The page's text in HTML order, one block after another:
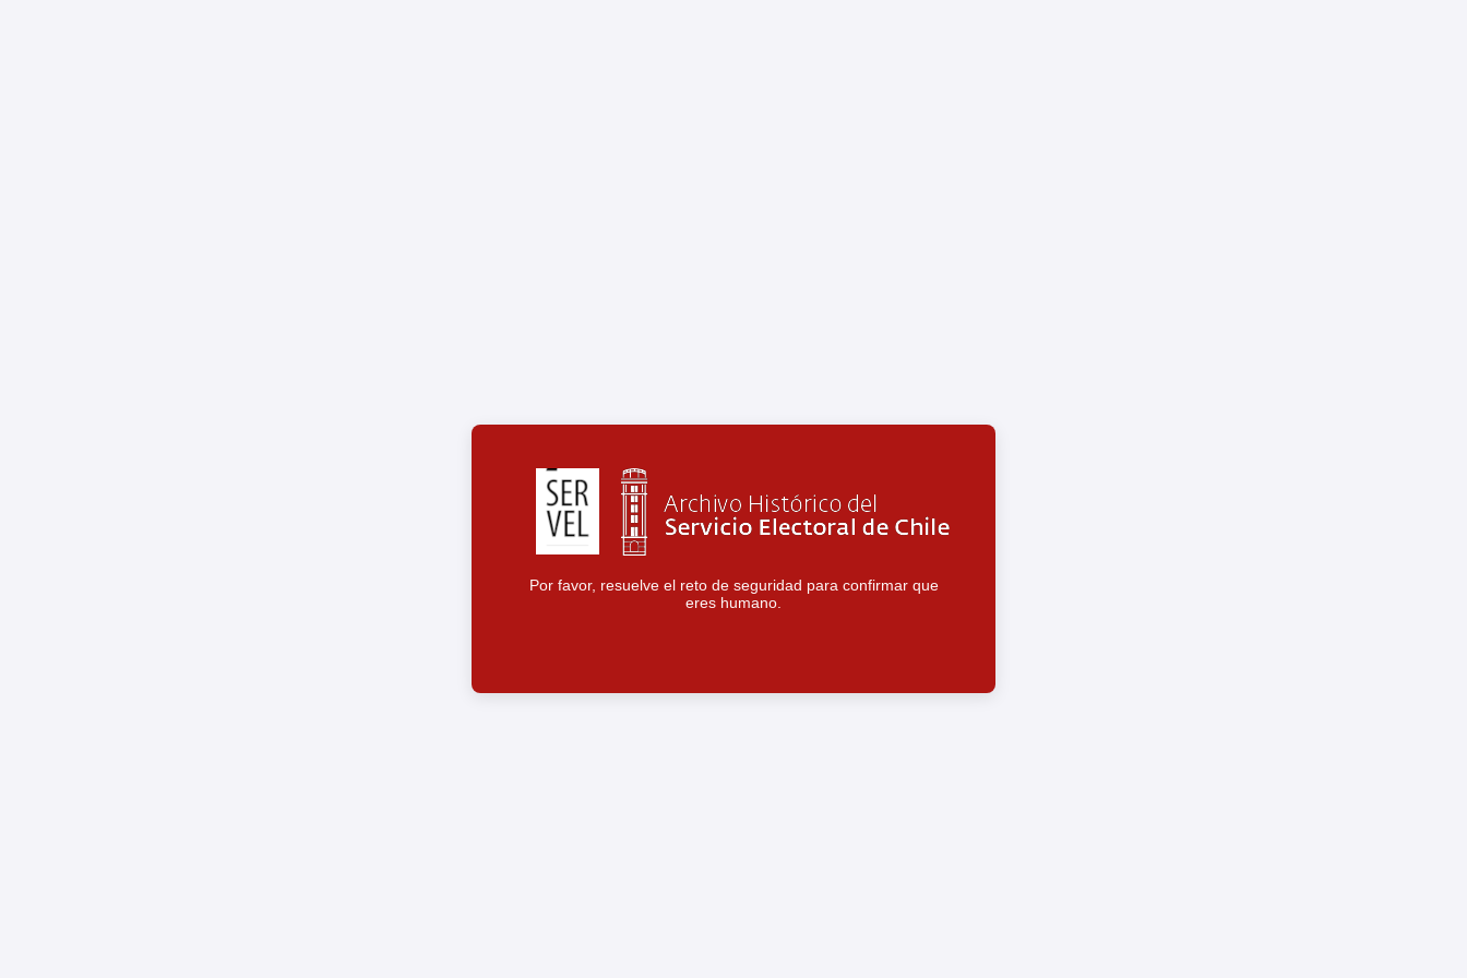
Por favor, resuelve el reto de seguridad para confirmar que
eres humano.